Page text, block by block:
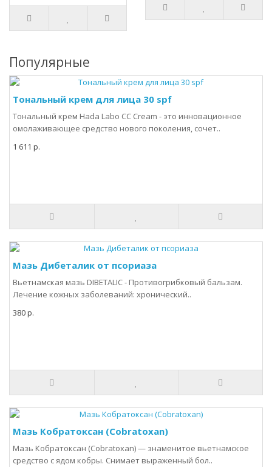
Популярные
Тональный крем для лица 30 spf
Тональный крем Hada Labo CC Cream - это инновационное
омолаживающее средство нового поколения, сочет..
1 611 р.
Мазь Дибеталик от псориаза
Вьетнамская мазь DIBETALIC - Противогрибковый бальзам.
Лечение кожных заболеваний: хронический..
380 р.
Мазь Кобратоксан (Cobratoxan)
Мазь Кобратоксан (Cobratoxan) — знаменитое вьетнамское
средство с ядом кобры. Снимает выраженный бол..